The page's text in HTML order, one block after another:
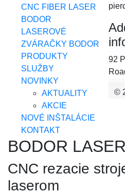
Toggle navigation
CNC FIBER LASER
BODOR
LASEROVÉ
ZVÁRAČKY BODOR
PRODUKTY
SLUŽBY
NOVINKY
AKTUALITY
AKCIE
NOVÉ INŠTALÁCIE
KONTAKT
92
©
BODOR LASER
CNC rezacie
laserom